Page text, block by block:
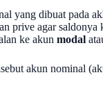
yang dibuat pada
prive agar
ke akun modal
akun nominal